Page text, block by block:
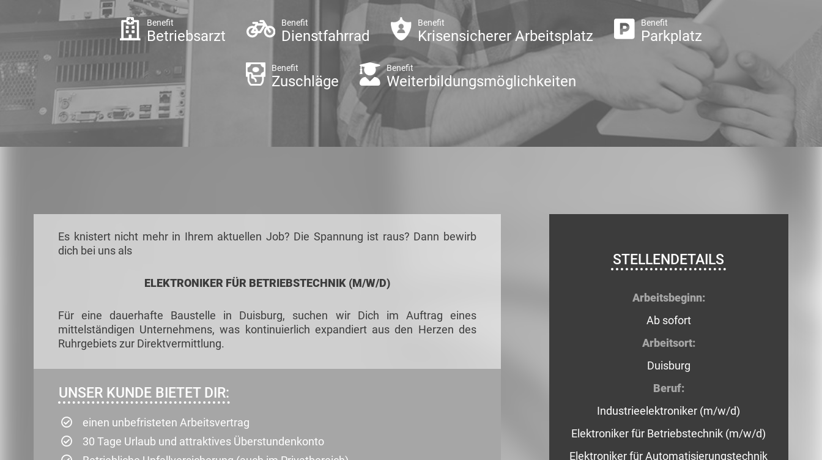
Benefit
Betriebsarzt
Benefit
Dienstfahrrad
Benefit
Krisensicherer Arbeitsplatz
Benefit
Parkplatz
Benefit
Zuschläge
Benefit
Weiterbildungsmöglichkeiten
Es knistert nicht mehr in Ihrem aktuellen Job? Die Spannung ist raus? Dann bewirb
dich bei uns als
ELEKTRONIKER FÜR BETRIEBSTECHNIK (M/W/D)
Für eine dauerhafte Baustelle in Duisburg, suchen wir Dich im Auftrag eines
mittelständigen Unternehmens, was kontinuierlich expandiert aus den Herzen des
Ruhrgebiets zur Direktvermittlung.
UNSER KUNDE BIETET DIR:
einen unbefristeten Arbeitsvertrag
30 Tage Urlaub und attraktives Überstundenkonto
STELLENDETAILS
Arbeitsbeginn:
Ab sofort
Arbeitsort:
Duisburg
Beruf:
Industrieelektroniker (m/w/d)
Elektroniker für Betriebstechnik (m/w/d)
Elektroniker für Automatisierungstechnik